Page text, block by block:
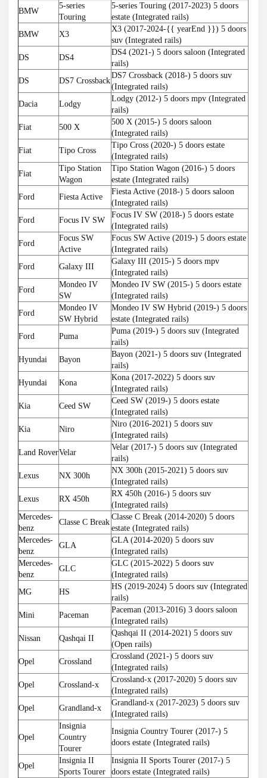
BMW
5-series
Touring
5-series Touring (2017-2023) 5 doors
estate (Integrated rails)
BMW
X3
X3 (2017-2024-{{ yearEnd }}) 5 doors
suv (Integrated rails)
DS
DS4
DS4 (2021-) 5 doors saloon (Integrated
rails)
DS
DS7 Crossback
DS7 Crossback (2018-) 5 doors suv
(Integrated rails)
Dacia
Lodgy
Lodgy (2012-) 5 doors mpv (Integrated
rails)
Fiat
500 X
500 X (2015-) 5 doors saloon
(Integrated rails)
Fiat
Tipo Cross
Tipo Cross (2020-) 5 doors estate
(Integrated rails)
Fiat
Tipo Station
Wagon
Tipo Station Wagon (2016-) 5 doors
estate (Integrated rails)
Ford
Fiesta Active
Fiesta Active (2018-) 5 doors saloon
(Integrated rails)
Ford
Focus IV SW
Focus IV SW (2018-) 5 doors estate
(Integrated rails)
Ford
Focus SW
Active
Focus SW Active (2019-) 5 doors estate
(Integrated rails)
Ford
Galaxy III
Galaxy III (2015-) 5 doors mpv
(Integrated rails)
Ford
Mondeo IV
SW
Mondeo IV SW (2015-) 5 doors estate
(Integrated rails)
Ford
Mondeo IV
SW Hybrid
Mondeo IV SW Hybrid (2019-) 5 doors
estate (Integrated rails)
Ford
Puma
Puma (2019-) 5 doors suv (Integrated
rails)
Hyundai
Bayon
Bayon (2021-) 5 doors suv (Integrated
rails)
Hyundai
Kona
Kona (2017-2022) 5 doors suv
(Integrated rails)
Kia
Ceed SW
Ceed SW (2019-) 5 doors estate
(Integrated rails)
Kia
Niro
Niro (2016-2021) 5 doors suv
(Integrated rails)
Land RoverVelar
Velar (2017-) 5 doors suv (Integrated
rails)
Lexus
NX 300h
NX 300h (2015-2021) 5 doors suv
(Integrated rails)
Lexus
RX 450h
RX 450h (2016-) 5 doors suv
(Integrated rails)
Mercedes-
benz
Classe C Break
Classe C Break (2014-2020) 5 doors
estate (Integrated rails)
Mercedes-
benz
GLA
GLA (2014-2020) 5 doors suv
(Integrated rails)
Mercedes-
benz
GLC
GLC (2015-2022) 5 doors suv
(Integrated rails)
MG
HS
HS (2019-2024) 5 doors suv (Integrated
rails)
Mini
Paceman
Paceman (2013-2016) 3 doors saloon
(Integrated rails)
Nissan
Qashqai II
Qashqai II (2014-2021) 5 doors suv
(Open rails)
Opel
Crossland
Crossland (2021-) 5 doors suv
(Integrated rails)
Opel
Crossland-x
Crossland-x (2017-2020) 5 doors suv
(Integrated rails)
Opel
Grandland-x
Grandland-x (2017-2023) 5 doors suv
(Integrated rails)
Opel
Insignia
Country
Tourer
Insignia Country Tourer (2017-) 5
doors estate (Integrated rails)
Opel
Insignia II
Sports Tourer
Insignia II Sports Tourer (2017-) 5
doors estate (Integrated rails)